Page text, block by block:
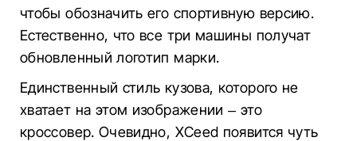
чтобы обозначить его спортивную версию.
Естественно, что все три машины получат
обновленный логотип марки.
Единственный стиль кузова, которого не
хватает на этом изображении – это
кроссовер. Очевидно, XCeed появится чуть